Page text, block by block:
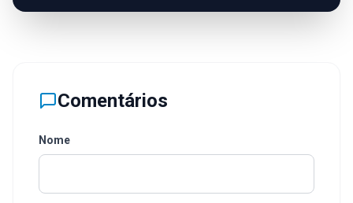
Comentários
Nome